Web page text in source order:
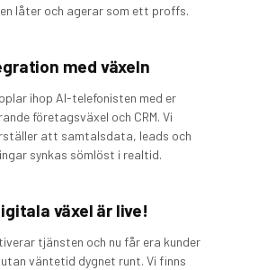
låter och agerar som ett proffs.
med växeln
ihop AI-telefonisten med er
företagsväxel och CRM. Vi
att samtalsdata, leads och
synkas sömlöst i realtid.
växel är live!
tjänsten och nu får era kunder
väntetid dygnet runt. Vi finns